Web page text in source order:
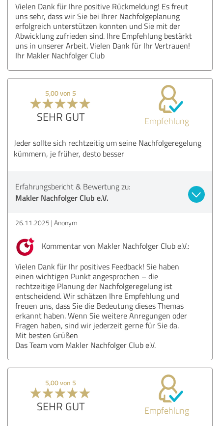
Vielen Dank für Ihre positive Rückmeldung! Es freut
uns sehr, dass wir Sie bei Ihrer Nachfolgeplanung
erfolgreich unterstützen konnten und Sie mit der
Abwicklung zufrieden sind. Ihre Empfehlung bestärkt
uns in unserer Arbeit. Vielen Dank für Ihr Vertrauen!
Ihr Makler Nachfolger Club
5,00 von 5
SEHR GUT Empfehlung
Jeder sollte sich rechtzeitig um seine Nachfolgeregelung
kümmern, je früher, desto besser
Erfahrungsbericht & Bewertung zu:
Makler Nachfolger Club e.V.
26.11.2025 Anonym
Kommentar von Makler Nachfolger Club e.V.:
Vielen Dank für Ihr positives Feedback! Sie haben
einen wichtigen Punkt angesprochen – die
rechtzeitige Planung der Nachfolgeregelung ist
entscheidend. Wir schätzen Ihre Empfehlung und
freuen uns, dass Sie die Bedeutung dieses Themas
erkannt haben. Wenn Sie weitere Anregungen oder
Fragen haben, sind wir jederzeit gerne für Sie da.
Mit besten Grüßen
Das Team vom Makler Nachfolger Club e.V.
5,00 von 5
SEHR GUT Empfehlung